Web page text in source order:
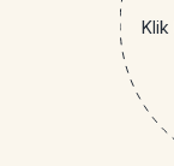
Klik